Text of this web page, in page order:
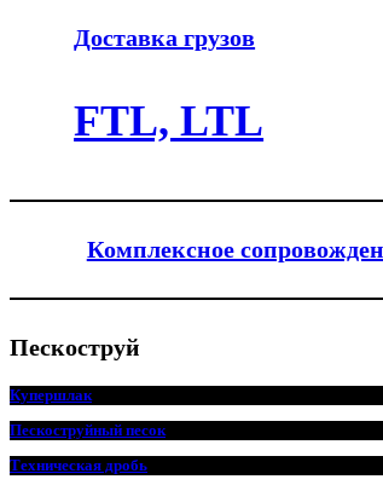
Доставка грузов
FTL, LTL
Комплексное
Пескоструй
Купершлак
Пескоструйный песок
Техническая дробь